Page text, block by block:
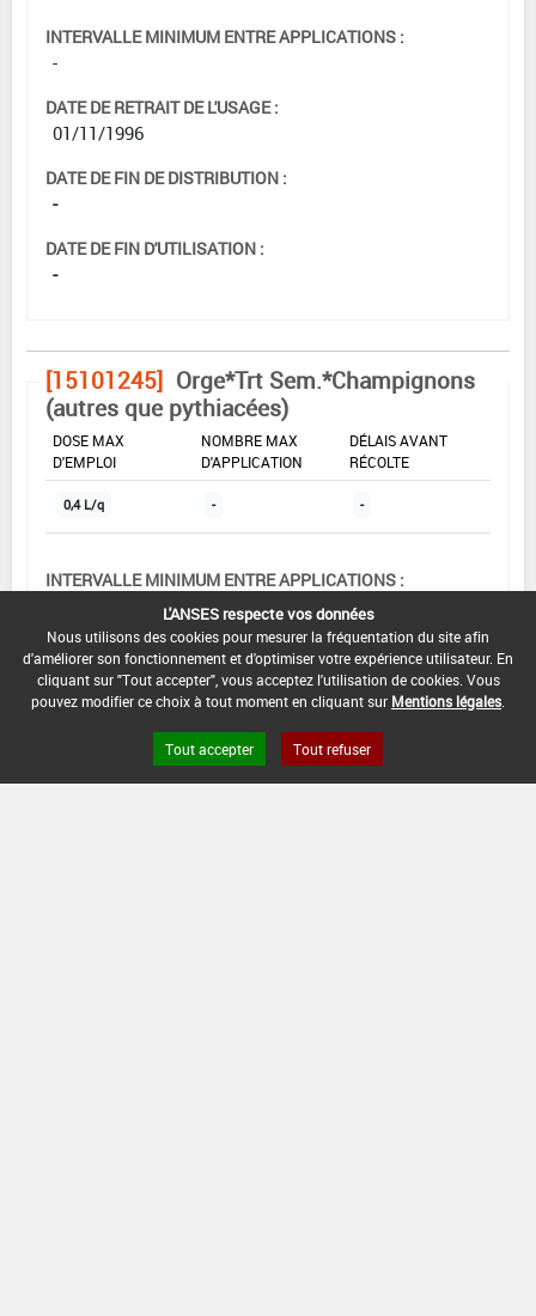
INTERVALLE MINIMUM ENTRE APPLICATIONS :
-
DATE DE RETRAIT DE L'USAGE :
01/11/1996
DATE DE FIN DE DISTRIBUTION :
-
DATE DE FIN D'UTILISATION :
-
[15101245] Orge*Trt Sem.*Champignons
(autres que pythiacées)
DOSE MAX
D'EMPLOI
NOMBRE MAX
D'APPLICATION
DÉLAIS AVANT
RÉCOLTE
0,4 L/q - -
INTERVALLE MINIMUM ENTRE APPLICATIONS :
DATE DE RETRAIT DE L'USAGE :
01/11/1996
L'ANSES respecte vos données
Nous utilisons des cookies pour mesurer la fréquentation du site afin
d'améliorer son fonctionnement et d'optimiser votre expérience utilisateur. En
cliquant sur "Tout accepter", vous acceptez l'utilisation de cookies. Vous
pouvez modifier ce choix à tout moment en cliquant sur Mentions légales
Tout accepter Tout refuser